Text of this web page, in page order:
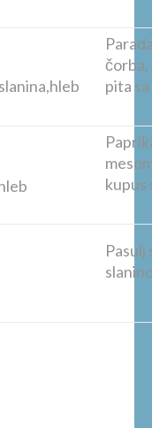
pita
kupus
Pasulj